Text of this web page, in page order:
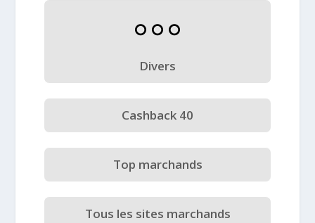
Divers
Cashback 40
Top marchands
Tous les sites marchands